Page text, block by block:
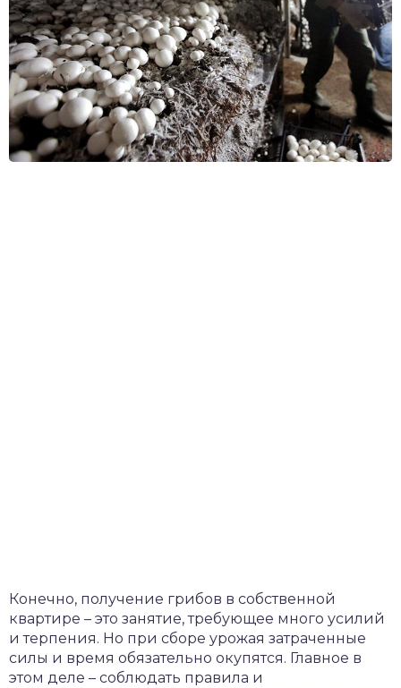
Конечно, получение грибов в собственной
квартире – это занятие, требующее много усилий
и терпения. Но при сборе урожая затраченные
силы и время обязательно окупятся. Главное в
этом деле – соблюдать правила и